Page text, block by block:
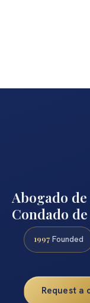
Abogado
Condado
1997 Founded
Request a